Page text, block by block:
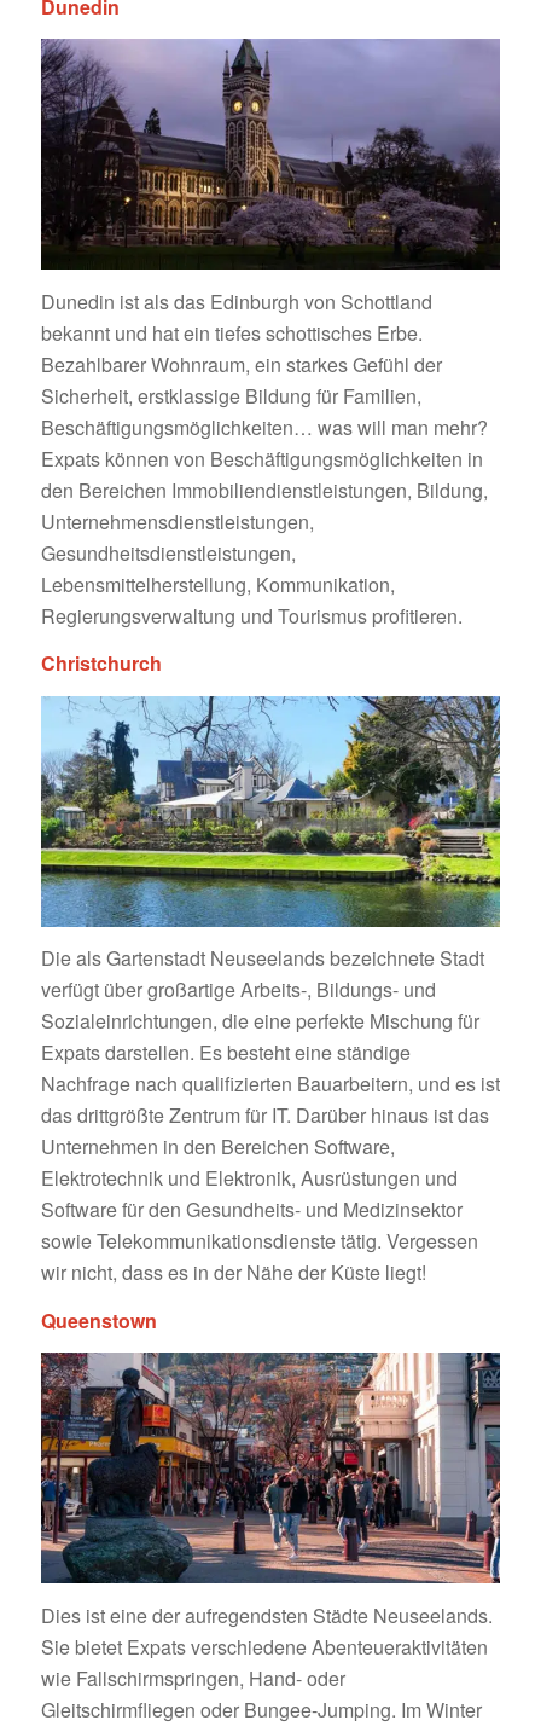
Dunedin
Dunedin ist als das Edinburgh von Schottland
bekannt und hat ein tiefes schottisches Erbe.
Bezahlbarer Wohnraum, ein starkes Gefühl der
Sicherheit, erstklassige Bildung für Familien,
Beschäftigungsmöglichkeiten… was will man mehr?
Expats können von Beschäftigungsmöglichkeiten in
den Bereichen Immobiliendienstleistungen, Bildung,
Unternehmensdienstleistungen,
Gesundheitsdienstleistungen,
Lebensmittelherstellung, Kommunikation,
Regierungsverwaltung und Tourismus profitieren.
Christchurch
Die als Gartenstadt Neuseelands bezeichnete Stadt
verfügt über großartige Arbeits-, Bildungs- und
Sozialeinrichtungen, die eine perfekte Mischung für
Expats darstellen. Es besteht eine ständige
Nachfrage nach qualifizierten Bauarbeitern, und es ist
das drittgrößte Zentrum für IT. Darüber hinaus ist das
Unternehmen in den Bereichen Software,
Elektrotechnik und Elektronik, Ausrüstungen und
Software für den Gesundheits- und Medizinsektor
sowie Telekommunikationsdienste tätig. Vergessen
wir nicht, dass es in der Nähe der Küste liegt!
Queenstown
Dies ist eine der aufregendsten Städte Neuseelands.
Sie bietet Expats verschiedene Abenteueraktivitäten
wie Fallschirmspringen, Hand- oder
Gleitschirmfliegen oder Bungee-Jumping. Im Winter